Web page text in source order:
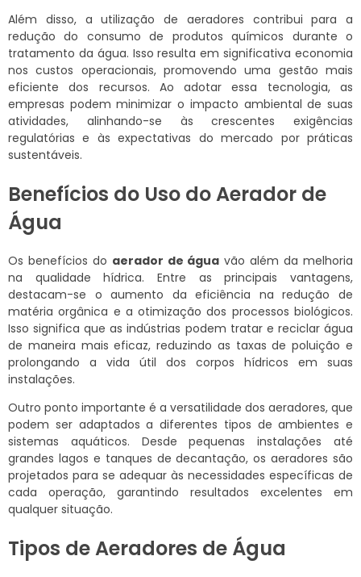
Além disso, a utilização de aeradores contribui para a
redução do consumo de produtos químicos durante o
tratamento da água. Isso resulta em significativa economia
nos custos operacionais, promovendo uma gestão mais
eficiente dos recursos. Ao adotar essa tecnologia, as
empresas podem minimizar o impacto ambiental de suas
atividades, alinhando-se às crescentes exigências
regulatórias e às expectativas do mercado por práticas
sustentáveis.
Benefícios do Uso do Aerador de
Água
Os benefícios do aerador de água vão além da melhoria
na qualidade hídrica. Entre as principais vantagens,
destacam-se o aumento da eficiência na redução de
matéria orgânica e a otimização dos processos biológicos.
Isso significa que as indústrias podem tratar e reciclar água
de maneira mais eficaz, reduzindo as taxas de poluição e
prolongando a vida útil dos corpos hídricos em suas
instalações.
Outro ponto importante é a versatilidade dos aeradores, que
podem ser adaptados a diferentes tipos de ambientes e
sistemas aquáticos. Desde pequenas instalações até
grandes lagos e tanques de decantação, os aeradores são
projetados para se adequar às necessidades específicas de
cada operação, garantindo resultados excelentes em
qualquer situação.
Tipos de Aeradores de Água